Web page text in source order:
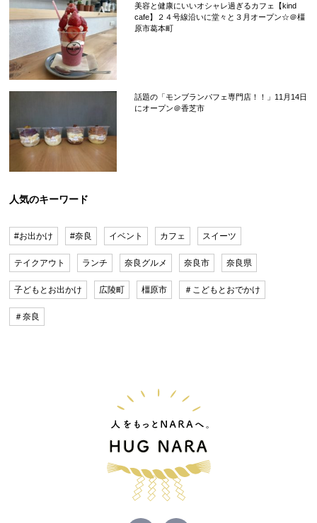
美容と健康にいいオシャレ過ぎるカフェ【kind
cafe】２４号線沿いに堂々と３月オープン☆＠橿
原市葛本町
話題の「モンブランパフェ専門店！！」11月14日
にオープン＠香芝市
人気のキーワード
#お出かけ #奈良 イベント カフェ スイーツ
テイクアウト ランチ 奈良グルメ 奈良市 奈良県
子どもとお出かけ 広陵町 橿原市 ＃こどもとおでかけ
＃奈良